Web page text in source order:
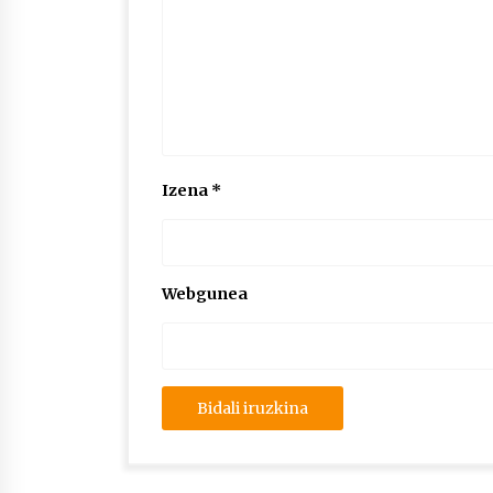
Izena *
Webgunea